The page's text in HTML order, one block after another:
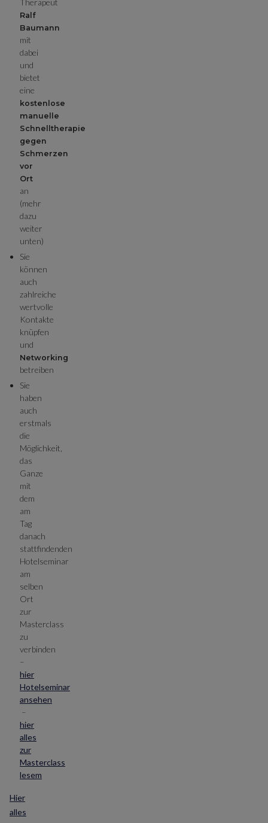
Ralf
Baumann
mit
dabei
und
bietet
eine
kostenlose
manuelle
Schnelltherapie
gegen
Schmerzen
vor
Ort
an
(mehr
dazu
weiter
unten)
Sie
können
auch
zahlreiche
wertvolle
Kontakte
knüpfen
und
Networking
betreiben
Sie
haben
auch
erstmals
die
Möglichkeit,
das
Ganze
mit
dem
am
Tag
danach
stattfindenden
Hotelseminar
am
selben
Ort
zur
Masterclass
zu
verbinden
–
hier
Hotelseminar
ansehen
–
hier
alles
zur
Masterclass
lesem
Hier
alles